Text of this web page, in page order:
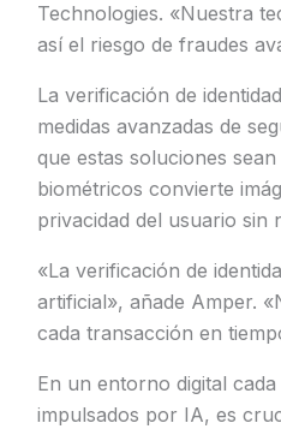
Technologies. «Nuestra
así el riesgo de fraudes
La verificación de
medidas avanzadas de
que estas soluciones
biométricos convierte
privacidad del usuario sin
«La verificación de
artificial», añade Amper.
cada transacción en
En un entorno digital
impulsados por IA, es